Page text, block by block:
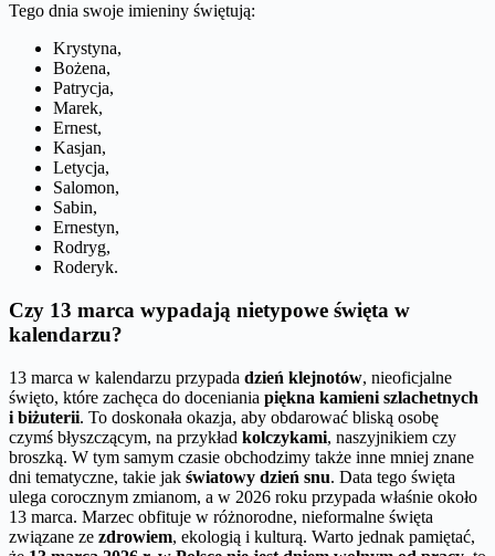
Tego dnia swoje imieniny świętują:
Krystyna,
Bożena,
Patrycja,
Marek,
Ernest,
Kasjan,
Letycja,
Salomon,
Sabin,
Ernestyn,
Rodryg,
Roderyk.
Czy 13 marca wypadają nietypowe święta w
kalendarzu?
13 marca w kalendarzu przypada dzień klejnotów, nieoficjalne
święto, które zachęca do doceniania piękna kamieni szlachetnych
i biżuterii. To doskonała okazja, aby obdarować bliską osobę
czymś błyszczącym, na przykład kolczykami, naszyjnikiem czy
broszką. W tym samym czasie obchodzimy także inne mniej znane
dni tematyczne, takie jak światowy dzień snu. Data tego święta
ulega corocznym zmianom, a w 2026 roku przypada właśnie około
13 marca. Marzec obfituje w różnorodne, nieformalne święta
związane ze zdrowiem, ekologią i kulturą. Warto jednak pamiętać,